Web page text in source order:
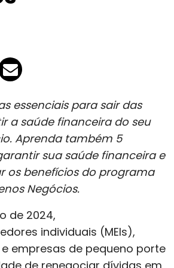
essenciais para sair das
a saúde financeira do seu
Aprenda também 5
sua saúde financeira e
os benefícios do programa
Negócios.
de 2024,
individuais (MEIs),
empresas de pequeno porte